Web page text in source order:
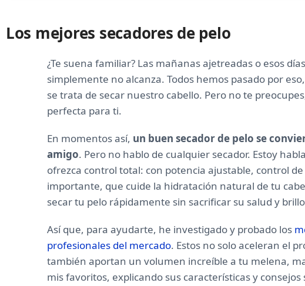
Los mejores secadores de pelo
¿Te suena familiar? Las mañanas ajetreadas o esos
simplemente no alcanza. Todos hemos pasado por
se trata de secar nuestro cabello. Pero no te
perfecta para ti.
En momentos así, un buen secador de pelo se
amigo. Pero no hablo de cualquier secador. Estoy
ofrezca control total: con potencia ajustable, control
importante, que cuide la hidratación natural de tu
secar tu pelo rápidamente sin sacrificar su salud y
Así que, para ayudarte, he investigado y probado los
profesionales del mercado. Estos no solo aceleran el
también aportan un volumen increíble a tu melena,
mis favoritos, explicando sus características y